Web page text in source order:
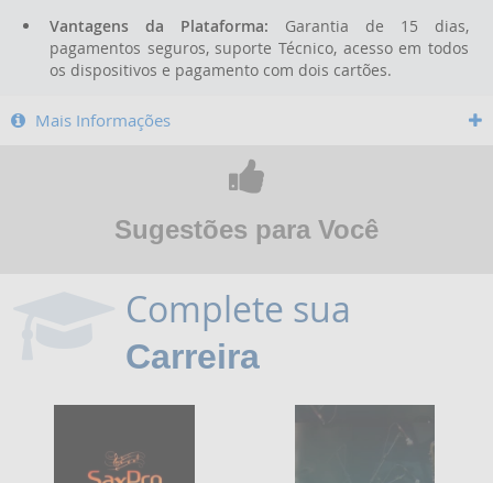
Vantagens da Plataforma: Garantia de 15 dias,
pagamentos seguros, suporte Técnico, acesso em todos
os dispositivos e pagamento com dois cartões.
Mais Informações
Sugestões para Você
Complete sua
Carreira